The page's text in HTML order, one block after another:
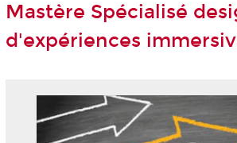
Mastère Spécialisé
d'expériences